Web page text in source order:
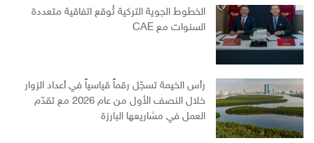
الخطوط الجوية التركية تُوقع اتفاقية متعددة
السنوات مع CAE
رأس الخيمة تسجّل رقماً قياسياً في أعداد الزوار
خلال النصف الأول من عام 2026 مع تقدّم
العمل في مشاريعها البارزة